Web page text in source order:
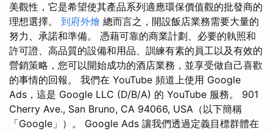
美觀性，它是希望使其產品系列適應環保價值觀的批發商的
理想選擇。 到府外燴 總而言之，開設飯店業務需要大量的
努力、承諾和準備。 憑藉可靠的商業計劃、必要的執照和
許可證、高品質的設備和用品、訓練有素的員工以及有效的
營銷策略，您可以開始成功的酒店業務，並享受做自己喜歡
的事情的回報。 我們在 YouTube 頻道上使用 Google
Ads，這是 Google LLC (D/B/A) 的 YouTube 服務。 901
Cherry Ave., San Bruno, CA 94066, USA（以下簡稱
「Google」）。 Google Ads 讓我們透過定義目標群體在